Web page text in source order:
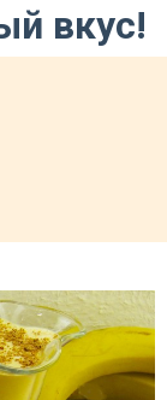
вкус!